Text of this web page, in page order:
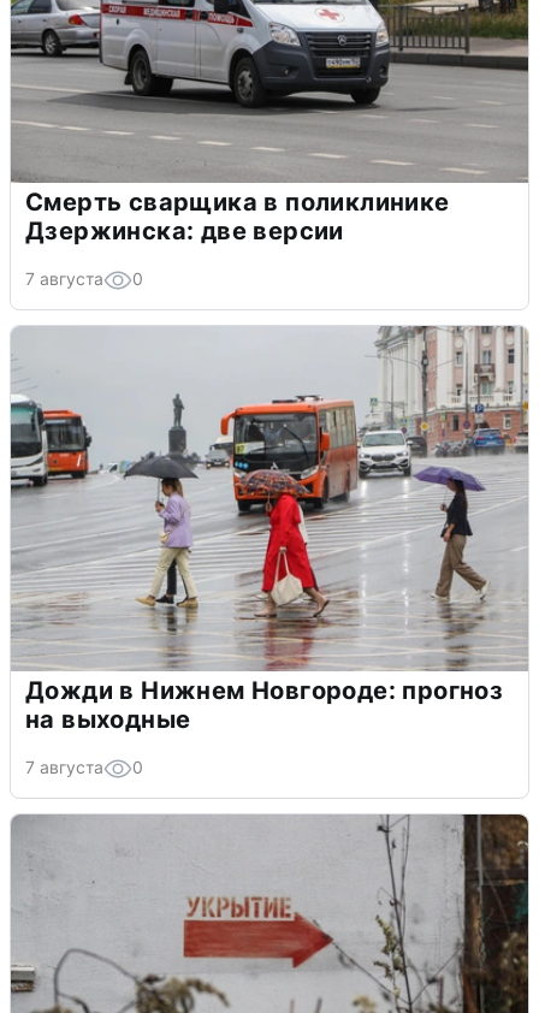
Смерть сварщика в поликлинике
Дзержинска: две версии
7 августа 0
Дожди в Нижнем Новгороде: прогноз
на выходные
7 августа 0